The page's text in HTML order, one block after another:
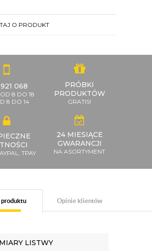
O PRODUKT
068
8 DO 18
8 DO 14
PRÓBKI
PRODUKTÓW
GRATIS!
TPAY
24 MIESIĄCE
GWARANCJI
NA ASORTYMENT
Opinie klientów
LISTWY